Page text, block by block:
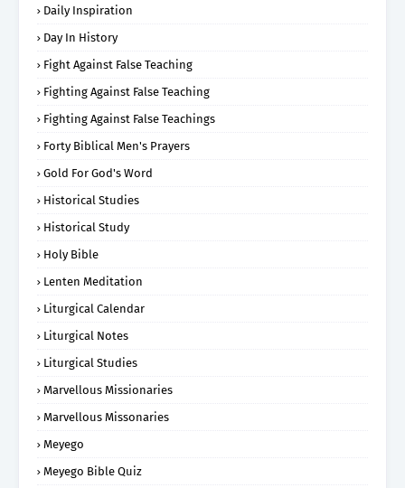
Daily Inspiration
Day In History
Fight Against False Teaching
Fighting Against False Teaching
Fighting Against False Teachings
Forty Biblical Men's Prayers
Gold For God's Word
Historical Studies
Historical Study
Holy Bible
Lenten Meditation
Liturgical Calendar
Liturgical Notes
Liturgical Studies
Marvellous Missionaries
Marvellous Missonaries
Meyego
Meyego Bible Quiz